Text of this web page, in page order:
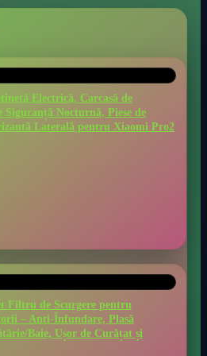
Electrică, Carcasă de
Siguranță Nocturnă, Piese de
Laterală pentru Xiaomi Pro2
Filtru de Scurgere pentru
– Anti-Înfundare, Plasă
Baie, Ușor de Curățat și